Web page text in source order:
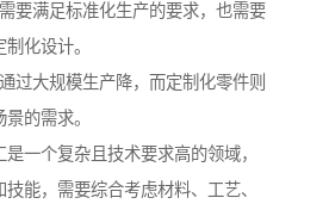
要满足标准化生产的要求，也需要
化设计。
过大规模生产降，而定制化零件则
的需求。
一个复杂且技术要求高的领域，
能，需要综合考虑材料、工艺、